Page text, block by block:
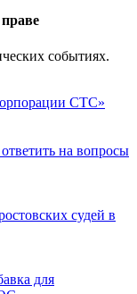
событиях.
СТС»
на вопросы
судей в
для